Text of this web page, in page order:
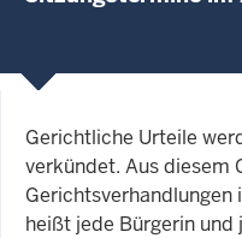
Gerichtliche Urteile
verkündet. Aus diesem
Gerichtsverhandlungen
heißt jede Bürgerin und